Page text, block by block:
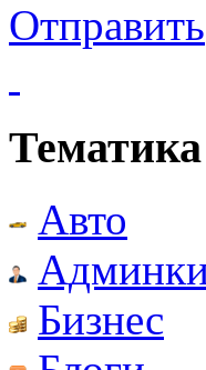
Отправить
Авто
Бизнес